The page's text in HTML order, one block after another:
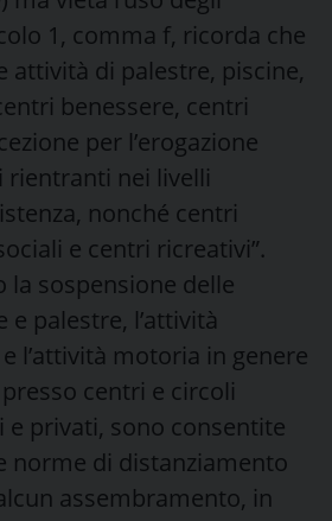
1, comma f, ricorda che
attività di palestre, piscine,
benessere, centri
per l’erogazione
rientranti nei livelli
nonché centri
e centri ricreativi”.
la sospensione delle
palestre, l’attività
l’attività motoria in genere
centri e circoli
privati, sono consentite
norme di distanziamento
assembramento, in